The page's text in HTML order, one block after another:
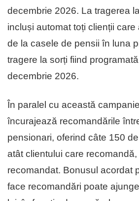
decembrie 2026. La tragerea
incluși automat toți clienții
de la casele de pensii în luna
tragere la sorți fiind
decembrie 2026.
În paralel cu această
încurajează recomandările
pensionari, oferind câte 150
atât clientului care
recomandat. Bonusul acordat
face recomandări poate